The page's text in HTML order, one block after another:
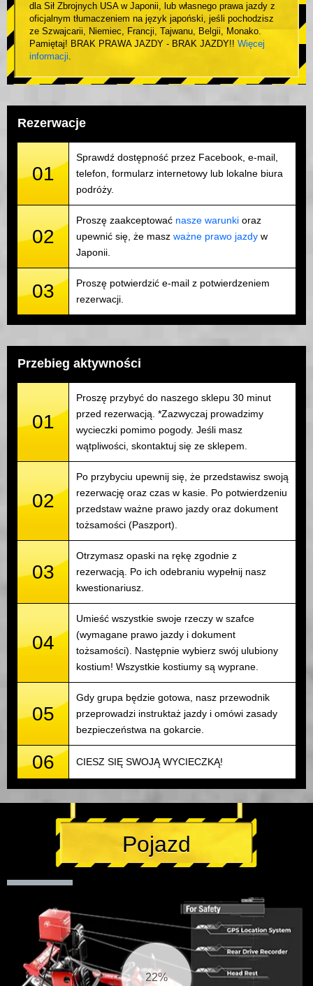
dla Sił Zbrojnych USA w Japonii, lub własnego prawa jazdy z
oficjalnym tłumaczeniem na język japoński, jeśli pochodzisz
ze Szwajcarii, Niemiec, Francji, Tajwanu, Belgii, Monako.
Pamiętaj! BRAK PRAWA JAZDY - BRAK JAZDY!! Więcej
informacji.
Rezerwacje
01
Sprawdź dostępność przez Facebook, e-mail,
telefon, formularz internetowy lub lokalne biura
podróży.
02
Proszę zaakceptować nasze warunki oraz
upewnić się, że masz ważne prawo jazdy w
Japonii.
03
Proszę potwierdzić e-mail z potwierdzeniem
rezerwacji.
Przebieg aktywności
01
Proszę przybyć do naszego sklepu 30 minut
przed rezerwacją. *Zazwyczaj prowadzimy
wycieczki pomimo pogody. Jeśli masz
wątpliwości, skontaktuj się ze sklepem.
02
Po przybyciu upewnij się, że przedstawisz swoją
rezerwację oraz czas w kasie. Po potwierdzeniu
przedstaw ważne prawo jazdy oraz dokument
tożsamości (Paszport).
03
Otrzymasz opaski na rękę zgodnie z
rezerwacją. Po ich odebraniu wypełnij nasz
kwestionariusz.
04
Umieść wszystkie swoje rzeczy w szafce
(wymagane prawo jazdy i dokument
tożsamości). Następnie wybierz swój ulubiony
kostium! Wszystkie kostiumy są wyprane.
05
Gdy grupa będzie gotowa, nasz przewodnik
przeprowadzi instruktaż jazdy i omówi zasady
bezpieczeństwa na gokarcie.
06 CIESZ SIĘ SWOJĄ WYCIECZKĄ!
Pojazd
22%